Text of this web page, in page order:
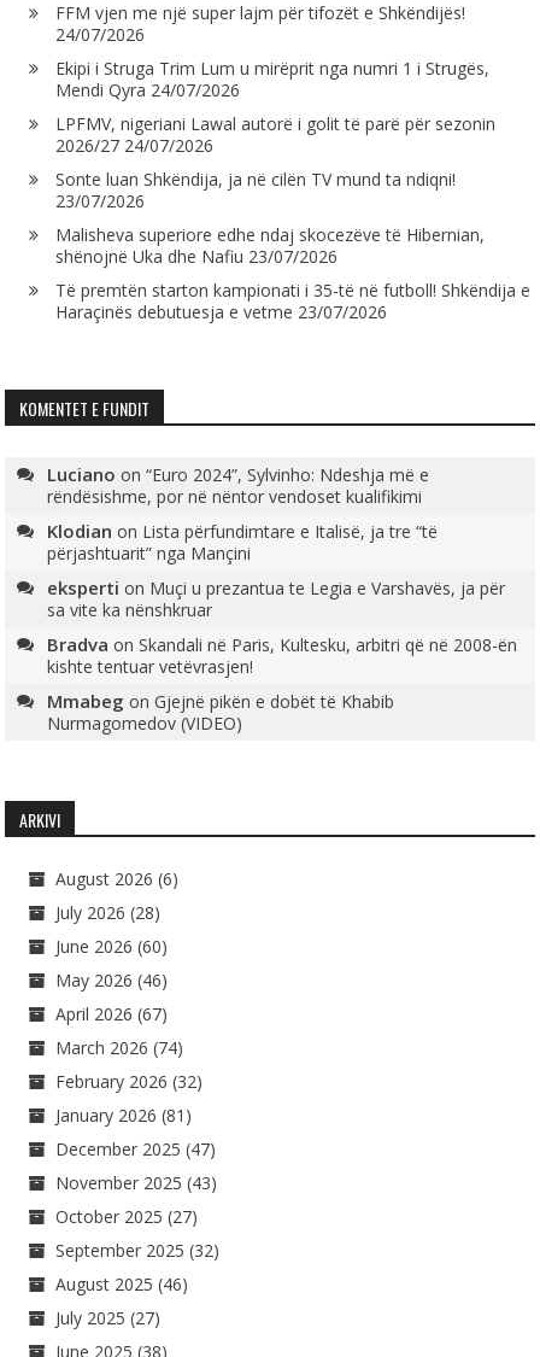
FFM vjen me një super lajm për tifozët e Shkëndijës!
24/07/2026
Ekipi i Struga Trim Lum u mirëprit nga numri 1 i Strugës,
Mendi Qyra 24/07/2026
LPFMV, nigeriani Lawal autorë i golit të parë për sezonin
2026/27 24/07/2026
Sonte luan Shkëndija, ja në cilën TV mund ta ndiqni!
23/07/2026
Malisheva superiore edhe ndaj skocezëve të Hibernian,
shënojnë Uka dhe Nafiu 23/07/2026
Të premtën starton kampionati i 35-të në futboll! Shkëndija e
Haraçinës debutuesja e vetme 23/07/2026
KOMENTET E FUNDIT
Luciano on“Euro 2024”, Sylvinho: Ndeshja më e
rëndësishme, por në nëntor vendoset kualifikimi
Klodian on Lista përfundimtare e Italisë, ja tre “të
përjashtuarit” nga Mançini
eksperti on Muçi u prezantua te Legia e Varshavës, ja për
sa vite ka nënshkruar
Bradva onSkandali në Paris, Kultesku, arbitri që në 2008-ën
kishte tentuar vetëvrasjen!
Mmabeg onGjejnë pikën e dobët të Khabib
Nurmagomedov (VIDEO)
ARKIVI
August 2026 (6)
July 2026 (28)
June 2026 (60)
May 2026 (46)
April 2026 (67)
March 2026 (74)
February 2026 (32)
January 2026 (81)
December 2025 (47)
November 2025 (43)
October 2025 (27)
September 2025 (32)
August 2025 (46)
July 2025 (27)
June 2025 (38)